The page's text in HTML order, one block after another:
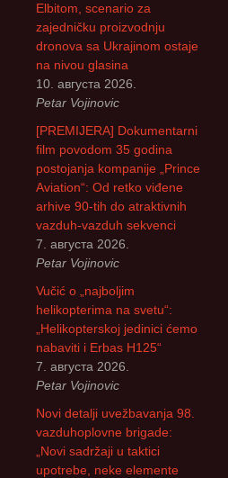
Elbitom, scenario za
zajedničku proizvodnju
dronova sa Ukrajinom ostaje
na nivou glasina
10. августа 2026.
Petar Vojinovic
[PREMIJERA] Dokumentarni
film povodom 35 godina
postojanja kompanije „Prince
Aviation“: Od retko viđene
arhive 90-tih do atraktivnih
vazduh-vazduh sekvenci
7. августа 2026.
Petar Vojinovic
Vučić o „najboljim
helikopterima na svetu“:
„Helikopterskoj jedinici ćemo
nabaviti i Erbas H125“
7. августа 2026.
Petar Vojinovic
Novi detalji uvežbavanja 98.
vazduhoplovne brigade:
„Novi sadržaji u taktici
upotrebe, neke elemente